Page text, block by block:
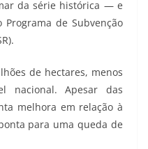
da série histórica — e
de Subvenção
de hectares, menos
nacional. Apesar das
melhora em relação à
para uma queda de